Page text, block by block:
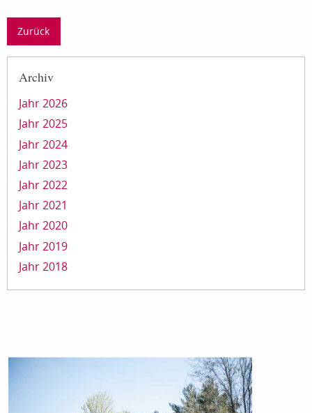
Zurück
Archiv
Jahr 2026
Jahr 2025
Jahr 2024
Jahr 2023
Jahr 2022
Jahr 2021
Jahr 2020
Jahr 2019
Jahr 2018